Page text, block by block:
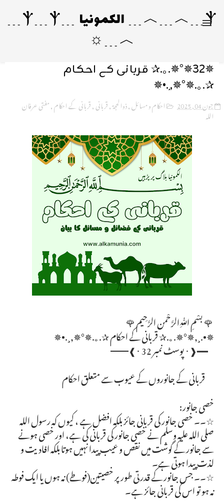
Ⲯ﹍︿﹍︿﹍ الکمونیا ﹍Ⲯ﹍Ⲯ﹍
︿﹍☼
✵32✵°✵.｡.✰ قربانی کے احکام
✰.｡.✵°✵,¸.•✵
جون 04, 2025 احکام و مسائل,ذوالحجۃ,قربانی,قربانی کے احکام,مفتی عرفان
اللہ
🌹 بسْمِ ﷲِالرَّحْمن الرَّحِيم 🌹
✵•.¸,✵°✵.｡.✰ قربانی کے احکام ✰.｡.✵°✵,¸.•✵
━━❰･ پوسٹ نمبر 32 ･❱━━
قربانی کے جانوروں کے عیوب سے متعلق احکام
خصی جانور:
☆۔۔ خصی جانور کی قربانی جائز بلکہ افضل ہے ، کیوں کہ رسول اللہ
صلی اللہ علیہ وسلم نے خصی جانور کی قربانی کی ہے، اور خصی ہونے
سے جانور کے گوشت میں نقص و عیب پیدا نہیں ہوتا بلکہ افادیت و
لذت پیدا ہوتی ہے۔
☆۔۔ جس جانور کے قدرتی طور پر خصیتین(فوطے) نہ ہوں یا ایک فوطہ
نہ ہو تو اس کی قربانی جائز ہے۔